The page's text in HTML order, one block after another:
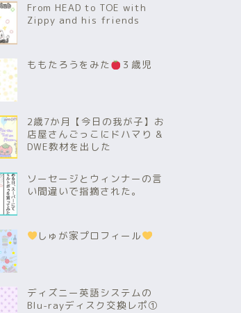
From HEAD to TOE with
Zippy and his friends
ももたろうをみた ３歳児
2歳7か月【今日の我が子】お
店屋さんごっこにドハマり &
DWE教材を出した
ソーセージとウィンナーの言
い間違いで指摘された。
しゅが家プロフィール
ディズニー英語システムの
Blu-rayディスク交換レポ①